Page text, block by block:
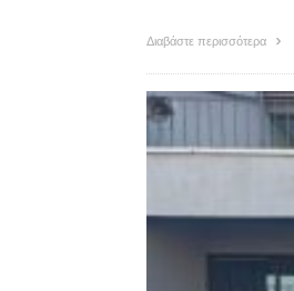
Διαβάστε περισσότερα